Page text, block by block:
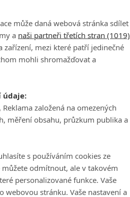
Počet videií: 0
může daná webová stránka sdílet
a naši partneři třetích stran (1019)
mezi které patří jedinečné
mohli shromažďovat a
údaje:
založená na omezených
měření obsahu, průzkum publika a
s používáním cookies ze
odmítnout, ale v takovém
personalizované funkce. Vaše
webovou stránku. Vaše nastavení a